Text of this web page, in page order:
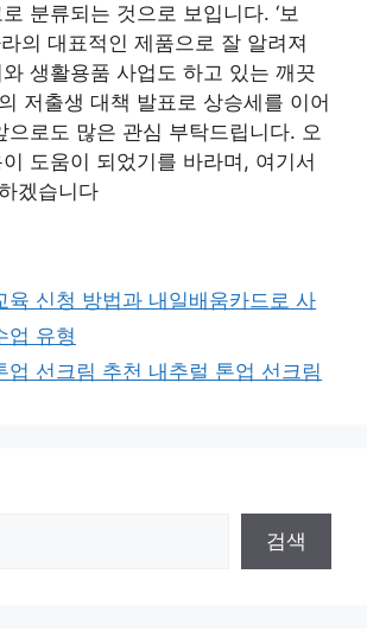
분류되는 것으로 보입니다. ‘보
의 대표적인 제품으로 잘 알려져
생활용품 사업도 하고 있는 깨끗
저출생 대책 발표로 상승세를 이어
으로도 많은 관심 부탁드립니다. 오
도움이 되었기를 바라며, 여기서
겠습니다
육 신청 방법과 내일배움카드로 사
업 유형
업 선크림 추천 내추럴 톤업 선크림
검색